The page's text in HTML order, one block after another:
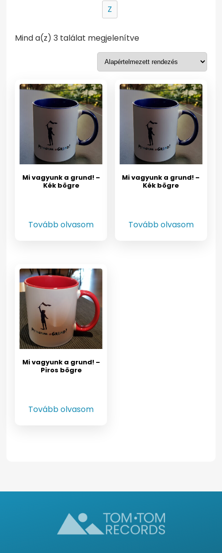
Z
Mind a(z) 3 találat megjelenítve
Mi vagyunk a grund! –
Kék bögre
Tovább olvasom
Mi vagyunk a grund! –
Kék bögre
Tovább olvasom
Mi vagyunk a grund! –
Piros bögre
Tovább olvasom